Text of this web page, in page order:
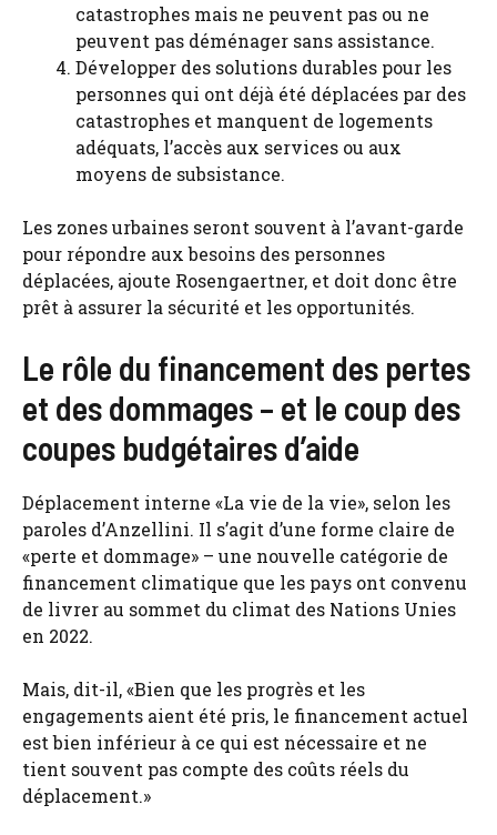
catastrophes mais ne peuvent pas ou ne
peuvent pas déménager sans assistance.
Développer des solutions durables pour les
personnes qui ont déjà été déplacées par des
catastrophes et manquent de logements
adéquats, l’accès aux services ou aux
moyens de subsistance.
Les zones urbaines seront souvent à l’avant-garde
pour répondre aux besoins des personnes
déplacées, ajoute Rosengaertner, et doit donc être
prêt à assurer la sécurité et les opportunités.
Le rôle du financement des pertes
et des dommages – et le coup des
coupes budgétaires d’aide
Déplacement interne «La vie de la vie», selon les
paroles d’Anzellini. Il s’agit d’une forme claire de
«perte et dommage» – une nouvelle catégorie de
financement climatique que les pays ont convenu
de livrer au sommet du climat des Nations Unies
en 2022.
Mais, dit-il, «Bien que les progrès et les
engagements aient été pris, le financement actuel
est bien inférieur à ce qui est nécessaire et ne
tient souvent pas compte des coûts réels du
déplacement.»